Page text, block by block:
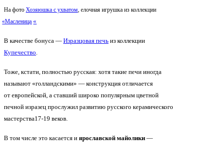
На фото Хозяюшка с ухватом, елочная игрушка из коллекции
«Масленица «
В качестве бонуса — Изразцовая печь из коллекции
Купечество
Тоже, кстати, полностью русская: хотя такие печи иногда
называют «голландскими» — конструкция отличается
от европейской, а ставший широко популярным цветной
печной изразец прослужил развитию русского керамического
мастерства17-19 веков.
В том числе это касается и ярославской майолики —